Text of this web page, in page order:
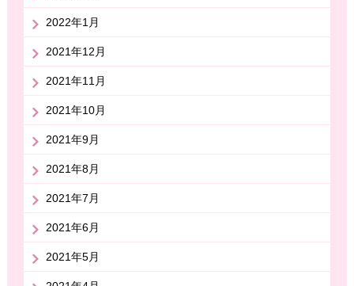
2022年1月
2021年12月
2021年11月
2021年10月
2021年9月
2021年8月
2021年7月
2021年6月
2021年5月